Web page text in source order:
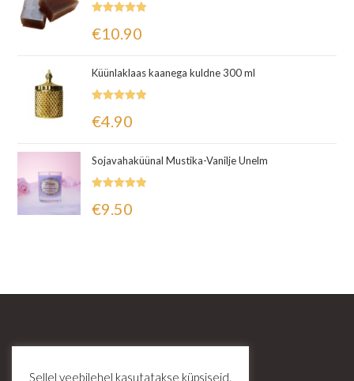
5.00/ 5
€10.90
Küünlaklaas kaanega kuldne 300 ml
5.00/ 5
€4.90
Sojavahaküünal Mustika-Vanilje Unelm
5.00 / 5
€9.50
Sellel veebilehel kasutatakse küpsiseid.